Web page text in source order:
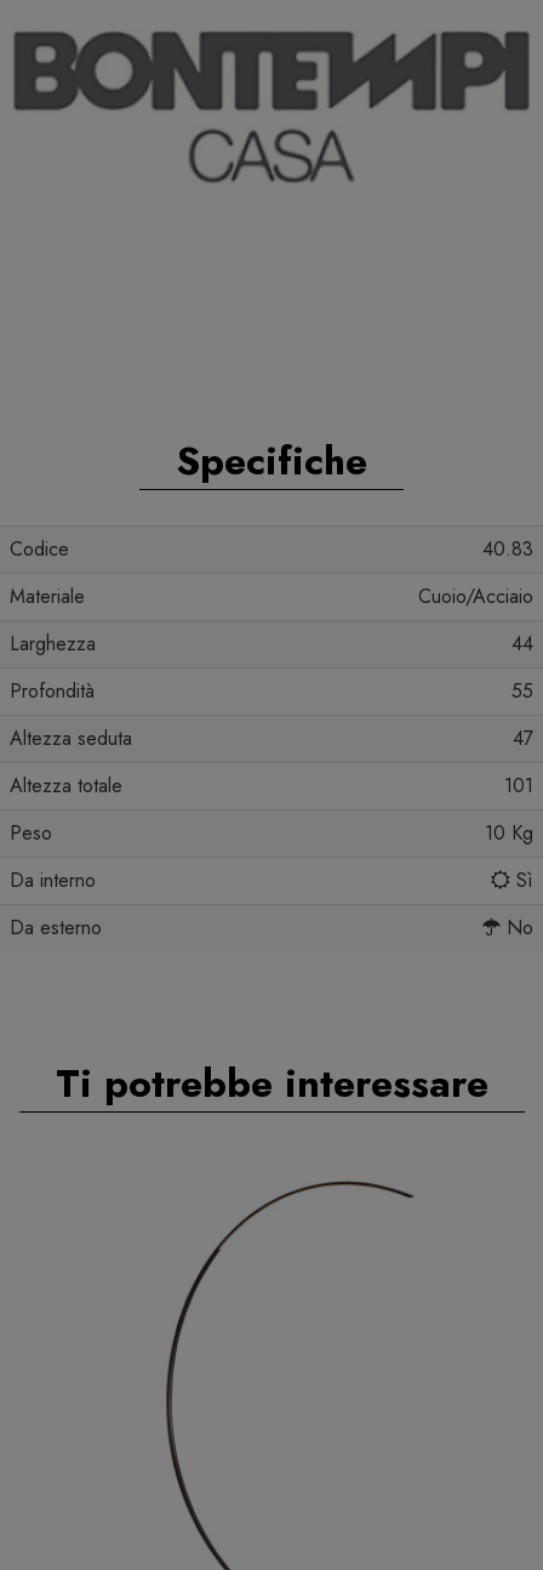
Specifiche
Codice
40.83
Materiale
Cuoio/Acciaio
Larghezza
44
Profondità
55
Altezza seduta
47
Altezza totale
101
Peso
10 Kg
Da interno
Sì
Da esterno
No
Ti potrebbe interessare